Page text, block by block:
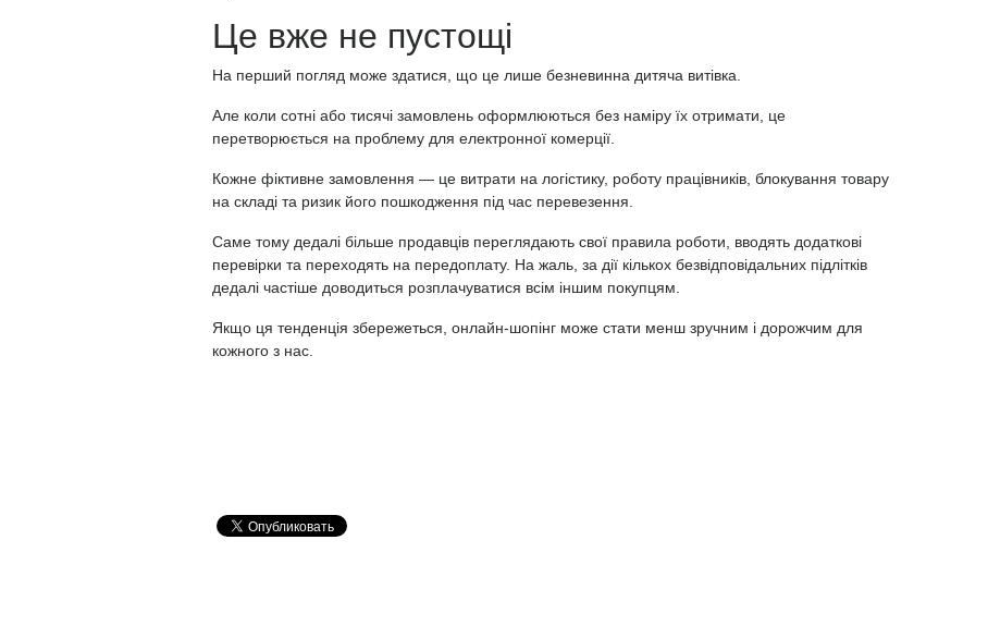
Це вже не пустощі
На перший погляд може здатися, що це лише безневинна дитяча витівка.
Але коли сотні або тисячі замовлень оформлюються без наміру їх отримати, це
перетворюється на проблему для електронної комерції.
Кожне фіктивне замовлення — це витрати на логістику, роботу працівників, блокування товару
на складі та ризик його пошкодження під час перевезення.
Саме тому дедалі більше продавців переглядають свої правила роботи, вводять додаткові
перевірки та переходять на передоплату. На жаль, за дії кількох безвідповідальних підлітків
дедалі частіше доводиться розплачуватися всім іншим покупцям.
Якщо ця тенденція збережеться, онлайн-шопінг може стати менш зручним і дорожчим для
кожного з нас.